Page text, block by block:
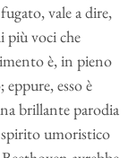
vale a dire,
più voci che
è, in pieno
esso è
brillante parodia
spirito umoristico